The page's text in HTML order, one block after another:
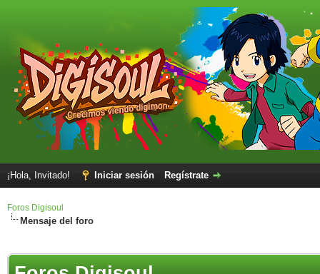
¡Hola, Invitado! Iniciar sesión Regístrate
Foros Digisoul
Mensaje del foro